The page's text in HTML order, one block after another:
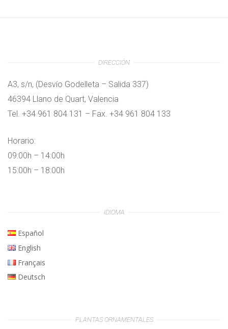
DIRECCIÓN
A3, s/n, (Desvío Godelleta – Salida 337)
46394 Llano de Quart, Valencia
Tel. +34 961 804 131 – Fax. +34 961 804 133
Horario:
09:00h – 14:00h
15:00h – 18:00h
IDIOMA
Español
English
Français
Deutsch
PLANTAS ORNAMENTALES